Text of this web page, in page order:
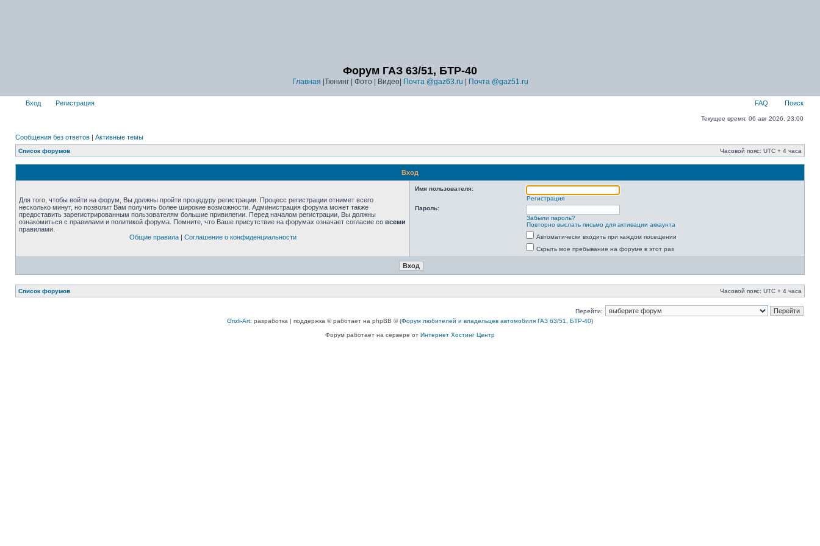
Форум ГАЗ 63/51, БТР-40
Главная |Тюнинг | Фото | Видео| Почта @gaz63.ru Почта @gaz51.ru
Вход Регистрация FAQ Поиск
Текущее время: 06 авг 2026, 23:00
Сообщения без ответов | Активные темы
Список форумов Часовой пояс: UTC + 4 часа
Вход
Для того, чтобы войти на форум, Вы должны пройти процедуру регистрации. Процесс регистрации отнимет всего
несколько минут, но позволит Вам получить более широкие возможности. Администрация форума может также
предоставить зарегистрированным пользователям большие привилегии. Перед началом регистрации, Вы должны
ознакомиться с правилами и политикой форума. Помните, что Ваше присутствие на форумах означает согласие со всеми
правилами.
Общие правила| Соглашение о конфиденциальности
Имя пользователя:
Регистрация
Пароль:
Забыли пароль?
Повторно выслать письмо для активации аккаунта
Автоматически входить при каждом посещении
Скрыть мое пребывание на форуме в этот раз
Список форумов Часовой пояс: UTC + 4 часа
Перейти:
Grizli-Art: разработка | поддержка © работает на phpBB © (Форум любителей и владельцев автомобиля ГАЗ 63/51, БТР-40)
Форум работает на сервере от Интернет Хостинг Центр